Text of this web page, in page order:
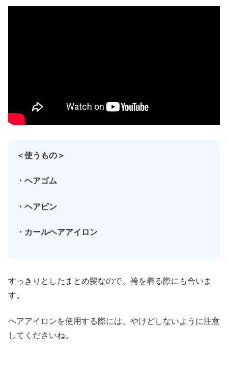
＜使うもの＞
・ヘアゴム
・ヘアピン
・カールヘアアイロン
すっきりとしたまとめ髪なので、袴を着る際にも合いま
す。
ヘアアイロンを使用する際には、やけどしないように注意
してくださいね。